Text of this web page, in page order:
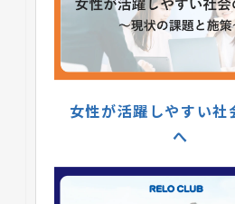
女性が活躍しやすい社
へ